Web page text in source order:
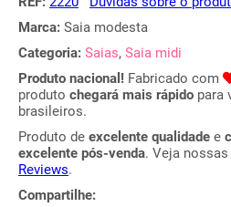
Marca: Saia modesta
Categoria: Saias, Saia midi
Produto nacional! Fabricado com
produto chegará mais rápido para
brasileiros.
Produto de excelente qualidade e
excelente pós-venda. Veja
Reviews.
Compartilhe: